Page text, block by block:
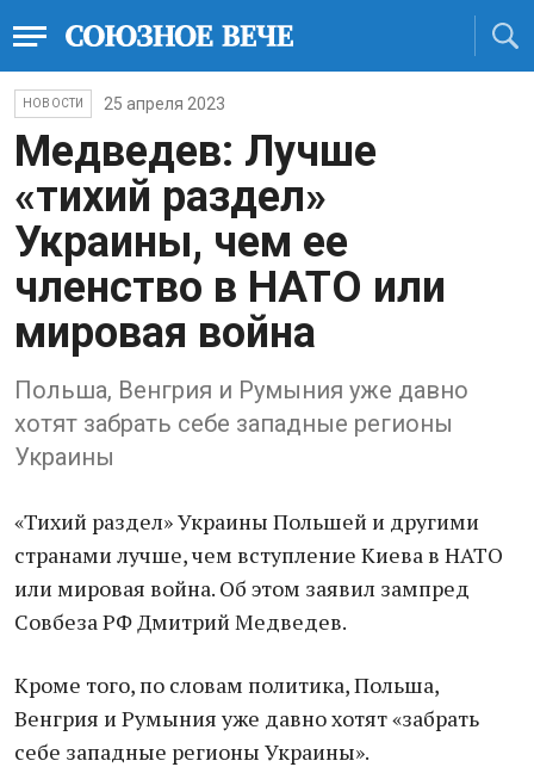
НОВОСТИ 25 апреля 2023
Медведев: Лучше
«тихий раздел»
Украины, чем ее
членство в НАТО или
мировая война
Польша, Венгрия и Румыния уже давно
хотят забрать себе западные регионы
Украины
«Тихий раздел» Украины Польшей и другими
странами лучше, чем вступление Киева в НАТО
или мировая война. Об этом заявил зампред
Совбеза РФ Дмитрий Медведев.
Кроме того, по словам политика, Польша,
Венгрия и Румыния уже давно хотят «забрать
себе западные регионы Украины».